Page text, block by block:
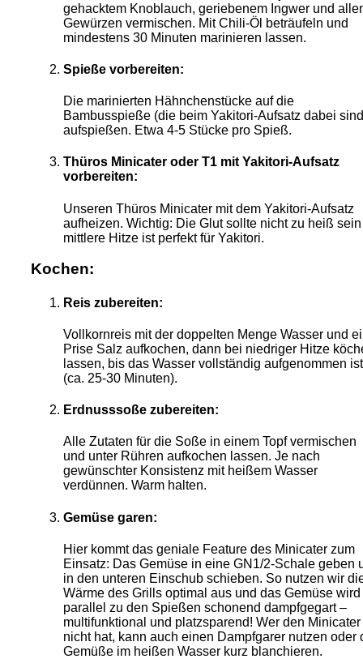
gehacktem Knoblauch, geriebenem Ingwer und
Gewürzen vermischen. Mit Chili-Öl beträufeln und
mindestens 30 Minuten marinieren lassen.
Spieße vorbereiten:
Die marinierten Hähnchenstücke auf die
Bambusspieße (die beim Yakitori-Aufsatz dabei
aufspießen. Etwa 4-5 Stücke pro Spieß.
Thüros Minicater oder T1 mit Yakitori-Aufsatz
vorbereiten:
Unseren Thüros Minicater mit dem Yakitori-Aufsatz
aufheizen. Wichtig: Die Glut sollte nicht zu heiß
mittlere Hitze ist perfekt für Yakitori.
Kochen:
Reis zubereiten:
Vollkornreis mit der doppelten Menge Wasser und
Prise Salz aufkochen, dann bei niedriger Hitze
lassen, bis das Wasser vollständig aufgenommen ist
(ca. 25-30 Minuten).
Erdnusssoße zubereiten:
Alle Zutaten für die Soße in einem Topf vermischen
und unter Rühren aufkochen lassen. Je nach
gewünschter Konsistenz mit heißem Wasser
verdünnen. Warm halten.
Gemüse garen:
Hier kommt das geniale Feature des Minicater zum
Einsatz: Das Gemüse in eine GN1/2-Schale geben
in den unteren Einschub schieben. So nutzen wir
Wärme des Grills optimal aus und das Gemüse wird
parallel zu den Spießen schonend dampfgegart –
multifunktional und platzsparend! Wer den Minicater
nicht hat, kann auch einen Dampfgarer nutzen oder
Gemüße im heißen Wasser kurz blanchieren.